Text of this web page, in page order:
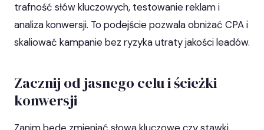
trafność słów kluczowych, testowanie reklam i
analiza konwersji. To podejście pozwala obniżać CPA i
skaliować kampanie bez ryzyka utraty jakości leadów.
Zacznij od jasnego celu i ścieżki
konwersji